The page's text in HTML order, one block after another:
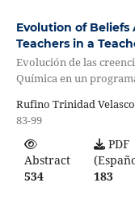
Evolution of
Teachers in a
Evolución de las
Química en un
Rufino Trinidad
83-99
Abstract
534
PDF
183